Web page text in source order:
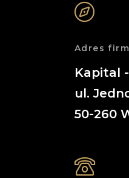
Adres
Kapital
ul.
50-260